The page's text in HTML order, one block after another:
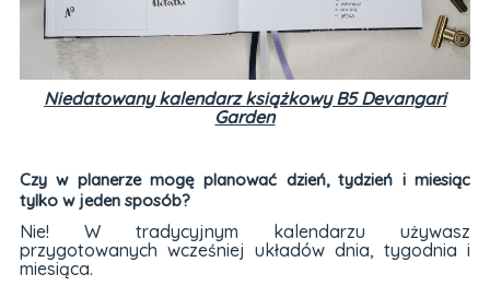
Niedatowany kalendarz książkowy B5 Devangari
Garden
Czy w planerze mogę planować dzień, tydzień i miesiąc
tylko w jeden sposób?
Nie! W tradycyjnym kalendarzu używasz
przygotowanych wcześniej układów dnia, tygodnia i
miesiąca.